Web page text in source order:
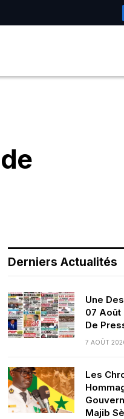
Derniers Actualités
Une
07 Août
De
7 AOÛT
Les
Majib